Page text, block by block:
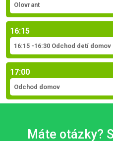
Olovrant
16:15
16:15 -16:30 Odchod detí domov
17:00
Odchod domov
Máte otázky?